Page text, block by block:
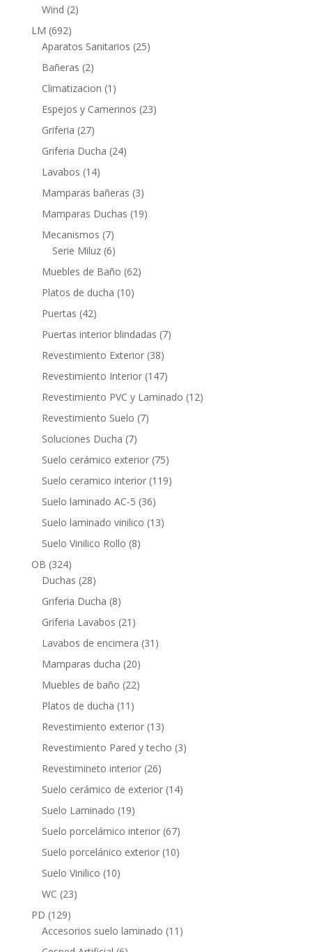
Wind 22
LM 692692
productos
Aparatos Sanitarios 2525
Bañeras 22
productos
Climatizacion 1 1
producto
Espejos y Camerinos 2323
Griferia 2727
productos
Griferia Ducha 2424
Lavabos 1414
productos
Mamparas bañeras 33
productos
Mamparas Duchas 1919
Mecanismos 77
productos
Serie Miluz 66
productos
Muebles de Baño 6262
Platos de ducha 1010
Puertas 4242
productos
Puertas interior blindadas 77
Revestimiento Exterior 3838
productos
Revestimiento Interior 147147
productos
Revestimiento PVC y Laminado 1212
Revestimiento Suelo 77
Soluciones Ducha 77
productos
Suelo cerámico exterior 7575
productos
Suelo ceramico interior 119119
Suelo laminado AC-5 3636
productos
Suelo laminado vinilico 1313
Suelo Vinilico Rollo 88
OB 324324
productos
Duchas 2828
productos
Griferia Ducha 88
productos
Griferia Lavabos 21 21
productos
Lavabos de encimera 31 31
Mamparas ducha 2020
productos
Muebles de baño 2222
Platos de ducha 11 11
productos
Revestimiento exterior 1313
productos
Revestimiento Pared y techo 33
Revestimineto interior 2626
productos
Suelo cerámico de exterior 1414
Suelo Laminado 1919
productos
Suelo porcelámico interior 6767
productos
Suelo porcelánico exterior 1010
Suelo Vinilico 1010
WC 2323
PD 129129
productos
Accesorios suelo laminado 11 11